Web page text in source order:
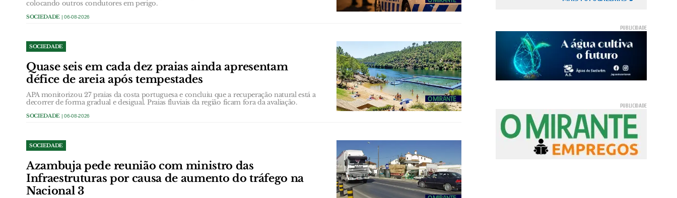
colocando outros condutores em perigo.
SOCIEDADE | 06-08-2026
SOCIEDADE
Quase seis em cada dez praias ainda apresentam
défice de areia após tempestades
APA monitorizou 27 praias da costa portuguesa e concluiu que a recuperação natural está a
decorrer de forma gradual e desigual. Praias fluviais da região ficam fora da avaliação.
SOCIEDADE | 06-08-2026
SOCIEDADE
Azambuja pede reunião com ministro das
Infraestruturas por causa de aumento do tráfego na
Nacional 3